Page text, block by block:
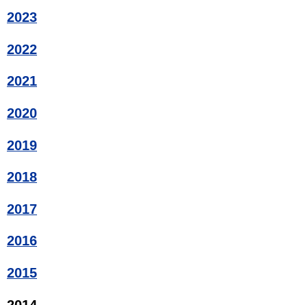
2023
2022
2021
2020
2019
2018
2017
2016
2015